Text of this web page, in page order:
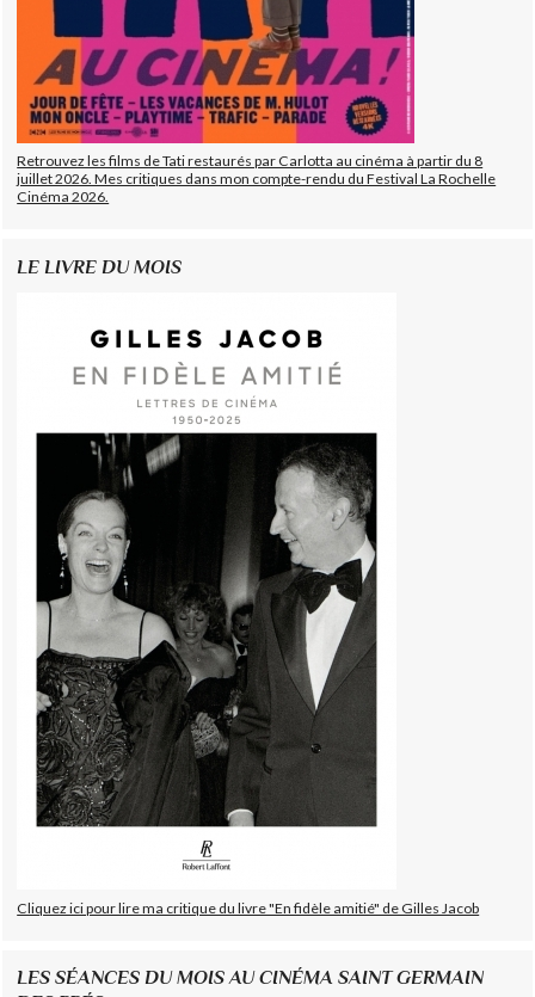
Retrouvez les films de Tati restaurés par Carlotta au cinéma à partir du 8
juillet 2026. Mes critiques dans mon compte-rendu du Festival La Rochelle
Cinéma 2026.
LE LIVRE DU MOIS
Cliquez ici pour lire ma critique du livre "En fidèle amitié" de Gilles Jacob
LES SÉANCES DU MOIS AU CINÉMA SAINT GERMAIN